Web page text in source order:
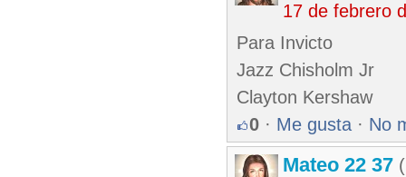
17 de febrero
Para Invicto
Jazz Chisholm Jr
Clayton Kershaw
0 · Me gusta · No
Mateo 22 37